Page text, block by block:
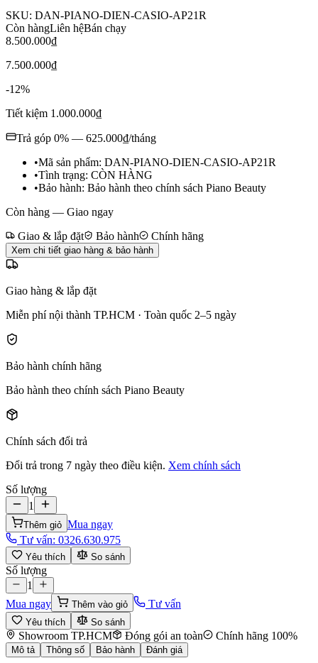
SKU: DAN-PIANO-DIEN-CASIO-AP21R
Còn hàngLiên hệBán chạy
8.500.000₫
7.500.000₫
-12%
Tiết kiệm 1.000.000₫
Trả góp 0% — 625.000₫/tháng
•Mã sản phẩm: DAN-PIANO-DIEN-CASIO-AP21R
•Tình trạng: CÒN HÀNG
•Bảo hành: Bảo hành theo chính sách Piano Beauty
Còn hàng — Giao ngay
Giao & lắp đặt
Bảo hành Chính hãng
Xem chi tiết giao hàng & bảo hành
Giao hàng & lắp đặt
Miễn phí nội thành TP.HCM · Toàn quốc 2–5 ngày
Bảo hành chính hãng
Bảo hành theo chính sách Piano Beauty
Chính sách đổi trả
Đổi trả trong 7 ngày theo điều kiện. Xem chính sách
Số lượng
1
Thêm giỏ Mua ngay
Tư vấn: 0326.630.975
Yêu thích So sánh
Số lượng
1
Mua ngay
Thêm vào giỏ Tư vấn
Yêu thích So sánh
Showroom TP.HCM Đóng gói an toàn Chính hãng 100%
Mô tả Thông số Bảo hành Đánh giá